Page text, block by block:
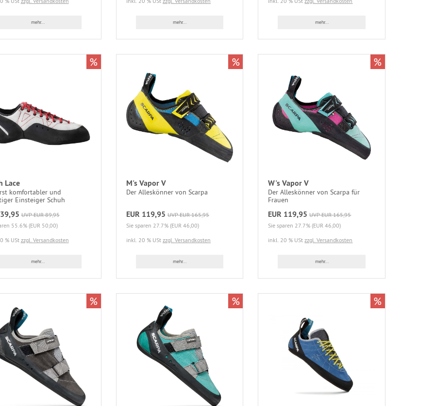
mehr... mehr... mehr...
Lace
komfortabler und
Einsteiger Schuh
UVP EUR 89,95
55.6% (EUR 50,00)
% UStzzgl. Versandkosten
mehr...
%
M's Vapor V
Der Alleskönner von Scarpa
EUR 119,95 UVP EUR 165,95
Sie sparen 27.7% (EUR 46,00)
inkl. 20 % USt zzgl. Versandkosten
mehr...
%
W's Vapor V
Der Alleskönner von Scarpa für
Frauen
EUR 119,95 UVP EUR 165,95
Sie sparen 27.7% (EUR 46,00)
inkl. 20 % UStzzgl. Versandkosten
mehr...
%
% % %